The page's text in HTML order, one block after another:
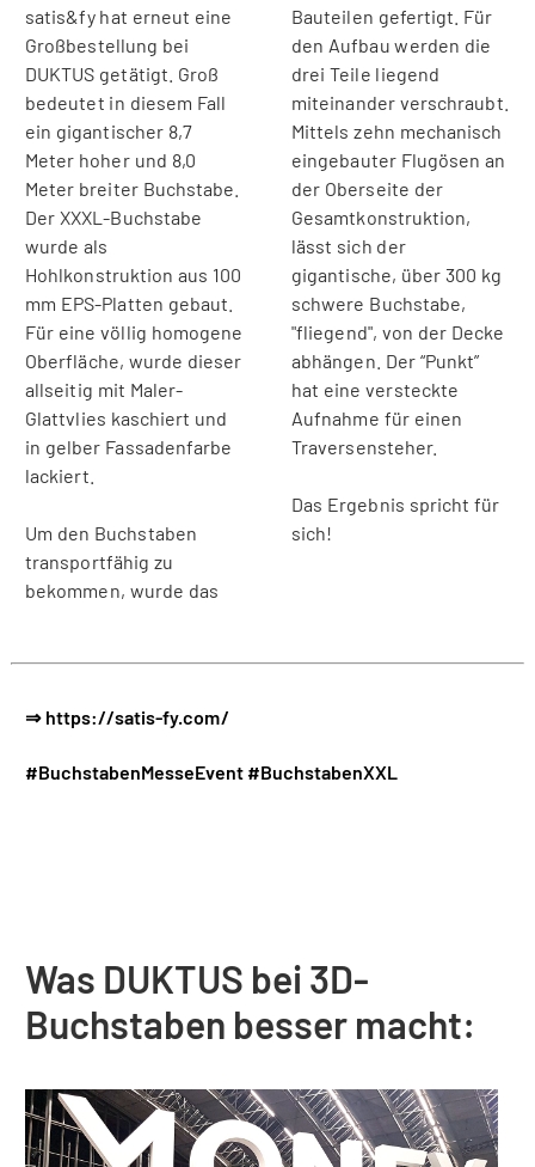
satis&fy hat erneut eine
Großbestellung bei
DUKTUS getätigt. Groß
bedeutet in diesem Fall
ein gigantischer 8,7
Meter hoher und 8,0
Meter breiter Buchstabe.
Der XXXL-Buchstabe
wurde als
Hohlkonstruktion aus 100
mm EPS-Platten gebaut.
Für eine völlig homogene
Oberfläche, wurde dieser
allseitig mit Maler-
Glattvlies kaschiert und
in gelber Fassadenfarbe
lackiert.
Um den Buchstaben
transportfähig zu
bekommen, wurde das
Bauteilen gefertigt. Für
den Aufbau werden die
drei Teile liegend
miteinander verschraubt.
Mittels zehn mechanisch
eingebauter Flugösen an
der Oberseite der
Gesamtkonstruktion,
lässt sich der
gigantische, über 300 kg
schwere Buchstabe,
"fliegend", von der Decke
abhängen. Der “Punkt”
hat eine versteckte
Aufnahme für einen
Traversensteher.
Das Ergebnis spricht für
sich!
⇒ https://satis-fy.com/
#BuchstabenMesseEvent#BuchstabenXXL
Was DUKTUS bei 3D-
Buchstaben besser macht: